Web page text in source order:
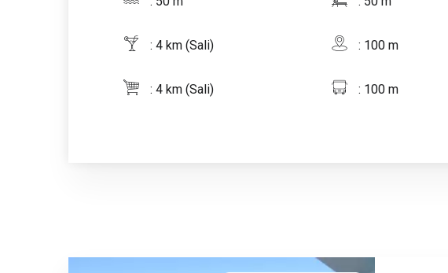
: 4 km (Sali) : 100 m
: 4 km (Sali) : 100 m